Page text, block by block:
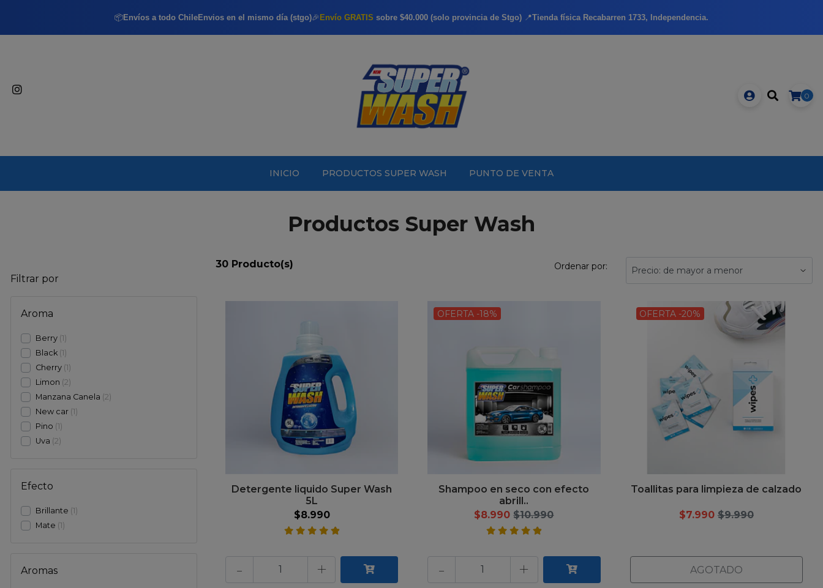
📦Envíos a todo ChileEnvios en el mismo día (stgo)🎉 Envío GRATIS sobre $40.000 (solo provincia de Stgo) 📍Tienda física Recabarren 1733, Independencia.
0
INICIO PRODUCTOS SUPER WASH PUNTO DE VENTA
Productos Super Wash
Filtrar por
Aroma
Berry 1
Black 1
Cherry 1
Limon 2
Manzana Canela 2
New car 1
Pino 1
Uva 2
Efecto
Brillante 1
Mate 1
Aromas
30 Producto(s) Ordenar por:
Detergente liquido Super Wash
5L
$8.990
- +
OFERTA -18%
Shampoo en seco con efecto
abrill..
$8.990 $10.990
- +
OFERTA -20%
Toallitas para limpieza de calzado
$7.990 $9.990
AGOTADO